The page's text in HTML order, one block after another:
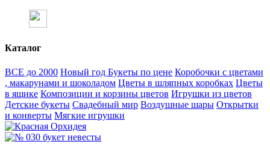
Каталог
ВСЕ до 2000 Новый год Букеты по цене Коробочки с цветами
, макарунами и шоколадом Цветы в шляпных коробках Цветы
в ящике Композиции и корзины цветов Игрушки из цветов
Детские букеты Свадебный мир Воздушные шары Открытки
и конверты Мягкие игрушки